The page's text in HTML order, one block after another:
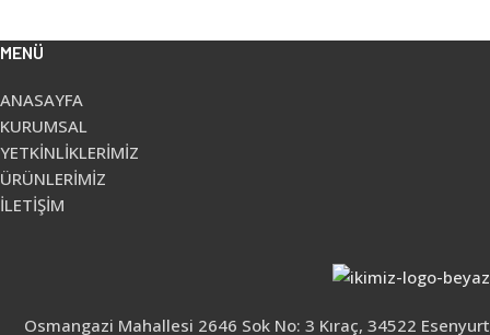
MENÜ
ANASAYFA
KURUMSAL
YETKİNLİKLERİMİZ
ÜRÜNLERİMİZ
İLETİŞİM
Osmangazi Mahallesi 2646 Sok No: 3 Kıraç, 34522 Esenyurt